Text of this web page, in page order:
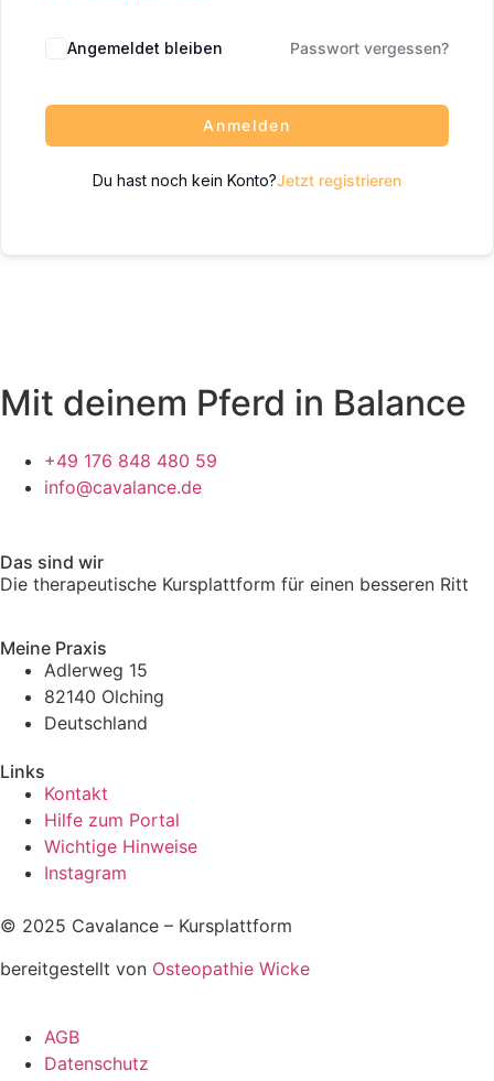
Angemeldet bleiben Passwort vergessen?
Anmelden
Du hast noch kein Konto?Jetzt registrieren
Mit deinem Pferd in Balance
+49 176 848 480 59
info@cavalance.de
Das sind wir
Die therapeutische Kursplattform für einen besseren Ritt
Meine Praxis
Adlerweg 15
82140 Olching
Deutschland
Links
Kontakt
Hilfe zum Portal
Wichtige Hinweise
Instagram
© 2025 Cavalance – Kursplattform
bereitgestellt von Osteopathie Wicke
AGB
Datenschutz